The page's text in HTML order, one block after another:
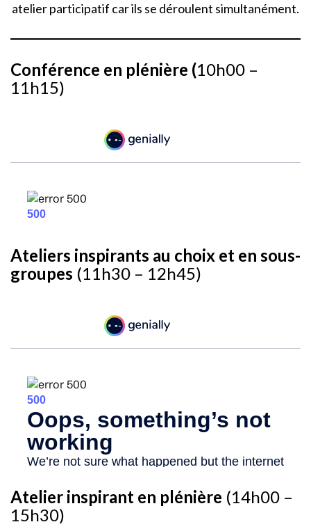
atelier participatif car ils se déroulent simultanément.
Conférence en plénière (10h00 –
11h15)
Ateliers inspirants au choix et en sous-
groupes (11h30 – 12h45)
Atelier inspirant en plénière (14h00 –
15h30)